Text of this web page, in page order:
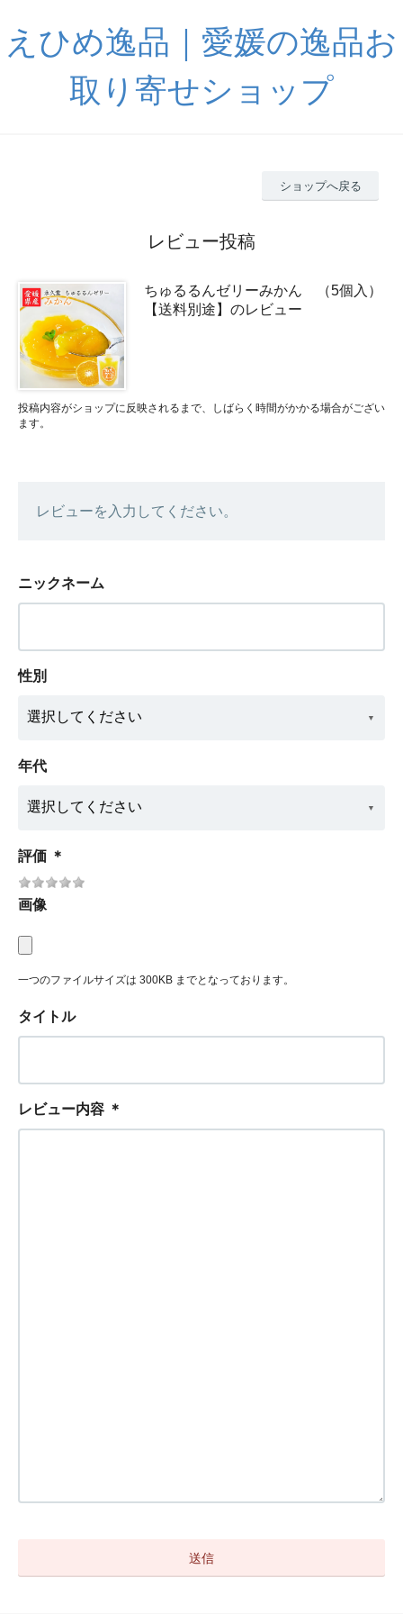
えひめ逸品｜愛媛の逸品お
取り寄せショップ
ショップへ戻る
レビュー投稿
ちゅるるんゼリーみかん （5個入）
【送料別途】のレビュー
投稿内容がショップに反映されるまで、しばらく時間がかかる場合がござい
ます。
レビューを入力してください。
ニックネーム
性別
年代
評価 ＊
画像
一つのファイルサイズは 300KB までとなっております。
タイトル
レビュー内容 ＊